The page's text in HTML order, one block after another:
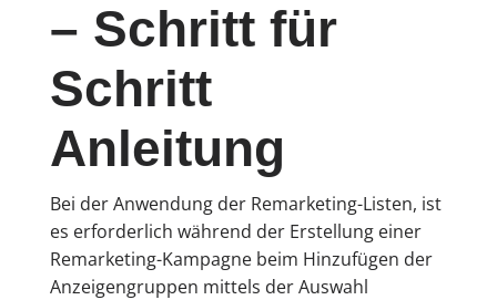
– Schritt für
Schritt
Anleitung
Bei der Anwendung der Remarketing-Listen, ist
es erforderlich während der Erstellung einer
Remarketing-Kampagne beim Hinzufügen der
Anzeigengruppen mittels der Auswahl